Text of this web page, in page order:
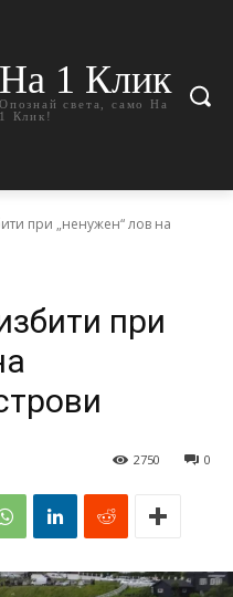
На 1 Клик
Опознай света, само На
1 Клик!
при „ненужен“ лов на
при
0
2750